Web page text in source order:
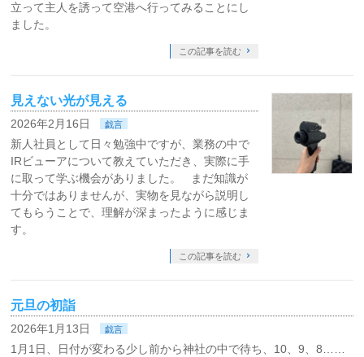
立って主人を誘って空港へ行ってみることにし
ました。
この記事を読む
見えない光が見える
2026年2月16日 戯言
新人社員として日々勉強中ですが、業務の中で
IRビューアについて教えていただき、実際に手
に取って学ぶ機会がありました。 まだ知識が
十分ではありませんが、実物を見ながら説明し
てもらうことで、理解が深まったように感じま
す。
この記事を読む
元旦の初詣
2026年1月13日 戯言
1月1日、日付が変わる少し前から神社の中で待ち、10、9、8……